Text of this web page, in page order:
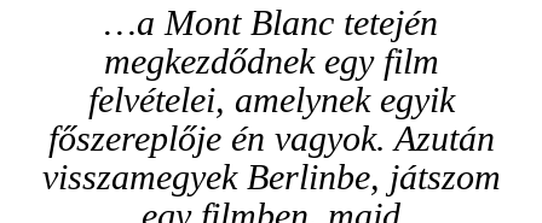
…a Mont Blanc tetején
megkezdődnek egy film
felvételei, amelynek egyik
főszereplője én vagyok. Azután
visszamegyek Berlinbe, játszom
egy filmben, majd